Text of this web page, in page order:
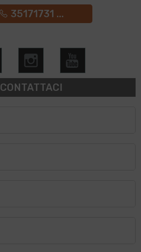
35171731 ...
CONTATTACI